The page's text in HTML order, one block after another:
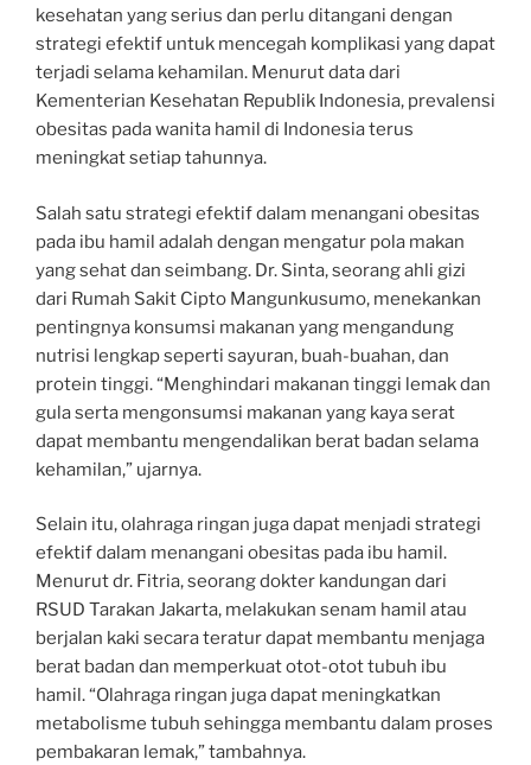
kesehatan yang serius dan perlu ditangani dengan
strategi efektif untuk mencegah komplikasi yang dapat
terjadi selama kehamilan. Menurut data dari
Kementerian Kesehatan Republik Indonesia, prevalensi
obesitas pada wanita hamil di Indonesia terus
meningkat setiap tahunnya.
Salah satu strategi efektif dalam menangani obesitas
pada ibu hamil adalah dengan mengatur pola makan
yang sehat dan seimbang. Dr. Sinta, seorang ahli gizi
dari Rumah Sakit Cipto Mangunkusumo, menekankan
pentingnya konsumsi makanan yang mengandung
nutrisi lengkap seperti sayuran, buah-buahan, dan
protein tinggi. “Menghindari makanan tinggi lemak dan
gula serta mengonsumsi makanan yang kaya serat
dapat membantu mengendalikan berat badan selama
kehamilan,” ujarnya.
Selain itu, olahraga ringan juga dapat menjadi strategi
efektif dalam menangani obesitas pada ibu hamil.
Menurut dr. Fitria, seorang dokter kandungan dari
RSUD Tarakan Jakarta, melakukan senam hamil atau
berjalan kaki secara teratur dapat membantu menjaga
berat badan dan memperkuat otot-otot tubuh ibu
hamil. “Olahraga ringan juga dapat meningkatkan
metabolisme tubuh sehingga membantu dalam proses
pembakaran lemak,” tambahnya.